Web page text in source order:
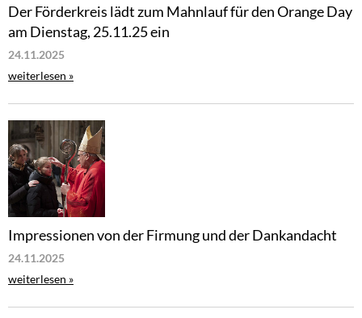
Der Förderkreis lädt zum Mahnlauf für den Orange Day
am Dienstag, 25.11.25 ein
24.11.2025
weiterlesen »
Impressionen von der Firmung und der Dankandacht
24.11.2025
weiterlesen »